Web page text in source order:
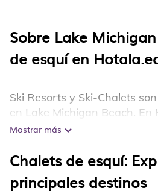
Sobre Lake
de esquí en
Ski Resorts y Ski-Chalets
en Lake Michigan Beach. En
more que 108 Lake Michigan
Lake Michigan Beach para
presupuesto y preferencias.
estadías de resort son una
Mostrar más
Chalets de esquí:
principales destinos